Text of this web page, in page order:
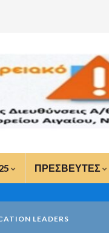
ΠΡΕΣΒΕΥΤΕΣ
LEADERS